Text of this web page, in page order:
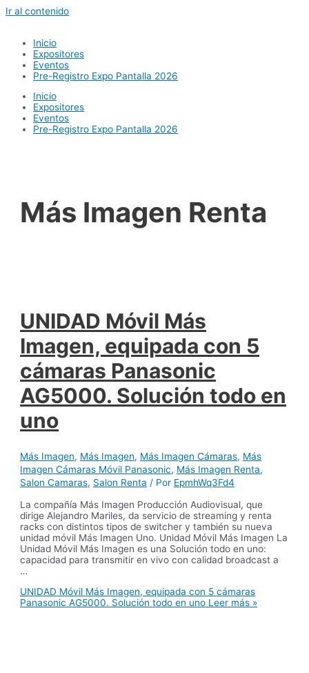
Ir al contenido
Inicio
Expositores
Eventos
Pre-Registro Expo Pantalla 2026
Inicio
Expositores
Eventos
Pre-Registro Expo Pantalla 2026
Más Imagen Renta
UNIDAD Móvil Más
Imagen, equipada con 5
cámaras Panasonic
AG5000. Solución todo en
uno
Más Imagen, Más Imagen, Más Imagen Cámaras, Más
Imagen Cámaras Móvil Panasonic, Más Imagen Renta,
Salon Camaras, Salon Renta / Por EpmhWq3Fd4
La compañía Más Imagen Producción Audiovisual, que
dirige Alejandro Mariles, da servicio de streaming y renta
racks con distintos tipos de switcher y también su nueva
unidad móvil Más Imagen Uno. Unidad Móvil Más Imagen La
Unidad Móvil Más Imagen es una Solución todo en uno:
capacidad para transmitir en vivo con calidad broadcast a
…
UNIDAD Móvil Más Imagen, equipada con 5 cámaras
Panasonic AG5000. Solución todo en uno Leer más »